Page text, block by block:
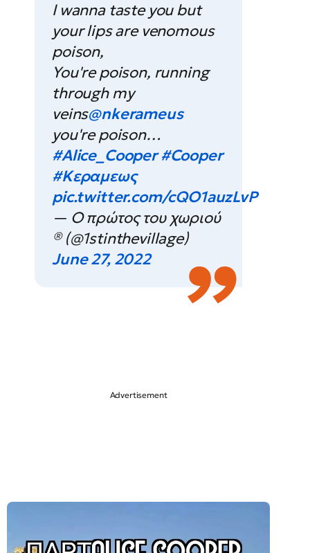
I wanna taste you but
your lips are venomous
poison,
You're poison, running
through my
veins@nkerameus
you're poison…
#Alice_Cooper #Cooper
#Κεραμεως
pic.twitter.com/cQO1auzLvP
— Ο πρώτος του χωριού
® (@1stinthevillage)
June 27, 2022